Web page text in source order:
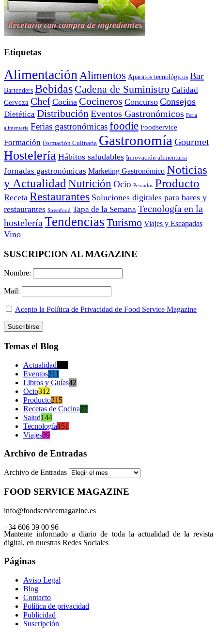
Etiquetas
Alimentación Alimentos Aparatos tecnológicos Bar
Bartenders Bebidas Cadena de Suministro Calidad
Cerveza Chef Cocina Cocineros Concurso Consejos
Dietética Distribución Eventos Gastronómicos Feria
alimentaria Ferias gastronómicasfoodie Foodservice
Formación Formación Culinaria Gastronomía Gourmet
Hostelería Hábitos saludables Innovación alimentaria
Jornadas gastronómicas Marketing Gastronómico Noticias
y Actualidad Nutrición Ocio Pescados Producto
Receta Restaurantes Soluciones digitales para bares y
restaurantes Streetfood Tapa de la Semana Tecnología en la
hostelería Tendencias Turismo Viajes y Escapadas
Vino
SUSCRIPCION AL MAGAZINE
Nombre:
Mail:
Acepto la Política de Privacidad de Food Service Magazine
Temas el Blog
Actualidad
Eventos211
Libros y Guías42
Ocio312
Producto215
Recetas de Cocina27
Salud144
Tecnología151
Viajes89
Archivo de Entradas
Archivo de Entradas
FOOD SERVICE MAGAZINE
info@foodservicemagazine.es
+34 606 39 00 96
Mantente informado a diario de toda la actualidad de la revista
digital, en nuestras Redes Sociales
Páginas
Aviso Legal
Blog
Contacto
Política de privacidad
Publicidad
Suscripción